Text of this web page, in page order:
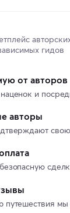
гидов
от авторов
и
авторы
путешествия мы